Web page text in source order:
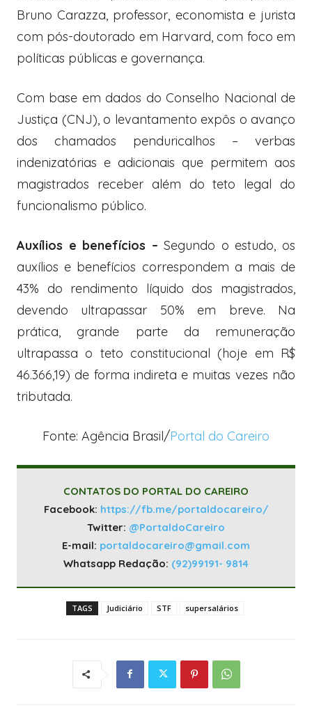
Bruno Carazza, professor, economista e jurista
com pós-doutorado em Harvard, com foco em
políticas públicas e governança.
Com base em dados do Conselho Nacional de
Justiça (CNJ), o levantamento expôs o avanço
dos chamados penduricalhos – verbas
indenizatórias e adicionais que permitem aos
magistrados receber além do teto legal do
funcionalismo público.
Auxílios e benefícios –Segundo o estudo, os
auxílios e benefícios correspondem a mais de
43% do rendimento líquido dos magistrados,
devendo ultrapassar 50% em breve. Na
prática, grande parte da remuneração
ultrapassa o teto constitucional (hoje em R$
46.366,19) de forma indireta e muitas vezes não
tributada.
Fonte: Agência Brasil/Portal do Careiro
CONTATOS DO PORTAL DO CAREIRO
Facebook: https://fb.me/portaldocareiro/
Twitter: @PortaldoCareiro
E-mail: portaldocareiro@gmail.com
Whatsapp Redação: (92)99191- 9814
TAGS Judiciário STF supersalários